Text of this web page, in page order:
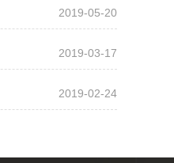
2019-05-20
2019-03-17
2019-02-24